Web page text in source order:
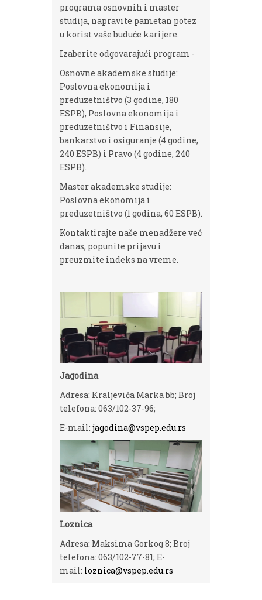
programa osnovnih i master
studija, napravite pametan potez
u korist vaše buduće karijere.
Izaberite odgovarajući program -
Osnovne akademske studije:
Poslovna ekonomija i
preduzetništvo (3 godine, 180
ESPB), Poslovna ekonomija i
preduzetništvo i Finansije,
bankarstvo i osiguranje (4 godine,
240 ESPB) i Pravo (4 godine, 240
ESPB).
Master akademske studije:
Poslovna ekonomija i
preduzetništvo (1 godina, 60 ESPB).
Kontaktirajte naše menadžere već
danas, popunite prijavu i
preuzmite indeks na vreme.
Jagodina
Adresa: Kraljevića Marka bb; Broj
telefona: 063/102-37-96;
E-mail: jagodina@vspep.edu.rs
Loznica
Adresa: Maksima Gorkog 8; Broj
telefona: 063/102-77-81; E-
mail: loznica@vspep.edu.rs